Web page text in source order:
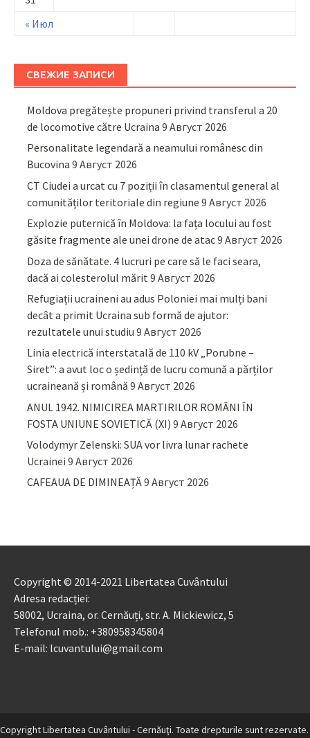
« Июл
СВЕЖИЕ ЗАПИСИ
Moldova pregătește propuneri privind transferul a 20
de locomotive către Ucraina 9 Август 2026
Personalitate legendară a neamului românesc din
Bucovina 9 Август 2026
CT Ciudei a urcat cu 7 poziții în clasamentul general al
comunităților teritoriale din regiune 9 Август 2026
Explozie puternică în Moldova: la fața locului au fost
găsite fragmente ale unei drone de atac9 Август 2026
Doza de sănătate. 4 lucruri pe care să le faci seara,
dacă ai colesterolul mărit 9 Август 2026
Refugiații ucraineni au adus Poloniei mai mulți bani
decât a primit Ucraina sub formă de ajutor:
rezultatele unui studiu 9 Август 2026
Linia electrică interstatală de 110 kV „Porubne –
Siret”: a avut loc o ședință de lucru comună a părților
ucraineană și română 9 Август 2026
ANUL 1942. NIMICIREA MARTIRILOR ROMÂNI ÎN
FOSTA UNIUNE SOVIETICĂ (XI) 9 Август 2026
Volodymyr Zelenski: SUA vor livra lunar rachete
Ucrainei 9 Август 2026
CAFEAUA DE DIMINEAȚĂ9 Август 2026
Copyright © 2014-2021 Libertatea Cuvântului
Adresa redacției:
58002, Ucraina, or. Cernăuți, str. A. Mickiewicz, 5
Telefonul mob.: +380958345804
E-mail: lcuvantului@gmail.com
Copyright Libertatea Cuvântului - Cernăuţi. Toate drepturile sunt rezervate.